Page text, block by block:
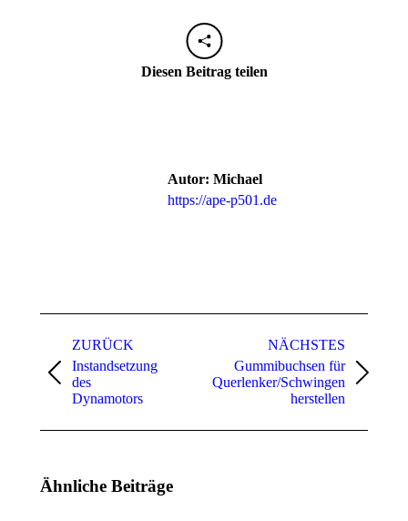
Diesen Beitrag teilen
Autor: Michael
https://ape-p501.de
ZURÜCK
Vorheriger
Beitrag:
Instandsetzung
des
Dynamotors
NÄCHSTES
Nächster
Gummibuchsen für
Querlenker/Schwingen
herstellen
Ähnliche Beiträge